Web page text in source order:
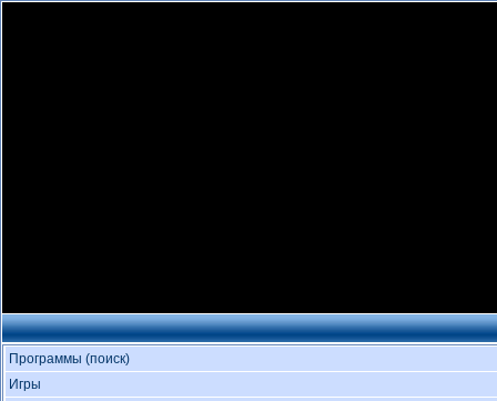
Программы (поиск)
Игры